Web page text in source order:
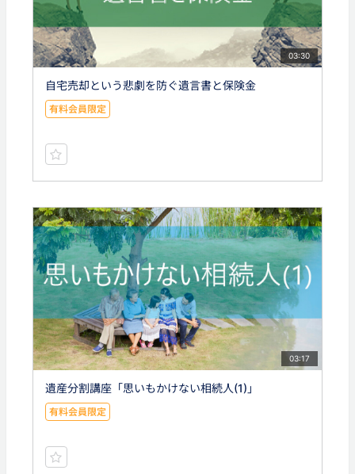
03:30
自宅売却という悲劇を防ぐ遺言書と保険金
有料会員限定
03:17
遺産分割講座「思いもかけない相続人(1)」
有料会員限定